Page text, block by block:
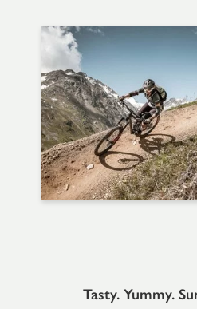
Tasty. Yummy.